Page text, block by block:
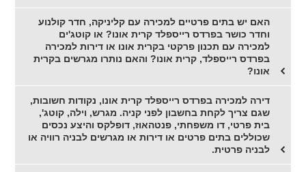
האם יש בתים פרטיים למכירה עם קליניקה, חדר קולנוע
וחדר כושר בפרדס רייספלד קרית אונו? או קוטג'ים
למכירה עם תכנון פרקטי בקרית אונו או דירות למכירה
בפרדס רייספלד, קרית אונו? והאם נותרו מגרשים בקרית
אונו?
דירה למכירה בפרדס רייספלד קרית אונו, נקודות חשובות,
שגם צריך לקחת בחשבון לפני קניה. מגרש, וילה, קוטג',
בית פרטי, דו משפחתי, פנטהאוז, דופלקס והיצע נכסים
שכוללים בתים פרטים או דירות או מגרשים לבניה רוויה או
לבניה פרטית.